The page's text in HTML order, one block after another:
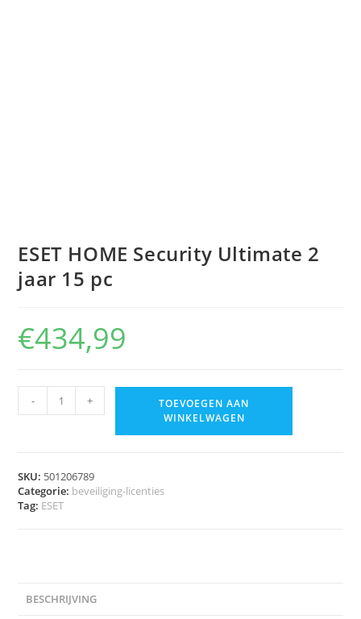
ESET HOME Security Ultimate 2
jaar 15 pc
€434,99
- +
TOEVOEGEN AAN
WINKELWAGEN
SKU: 501206789
Categorie: beveiliging-licenties
Tag: ESET
BESCHRIJVING